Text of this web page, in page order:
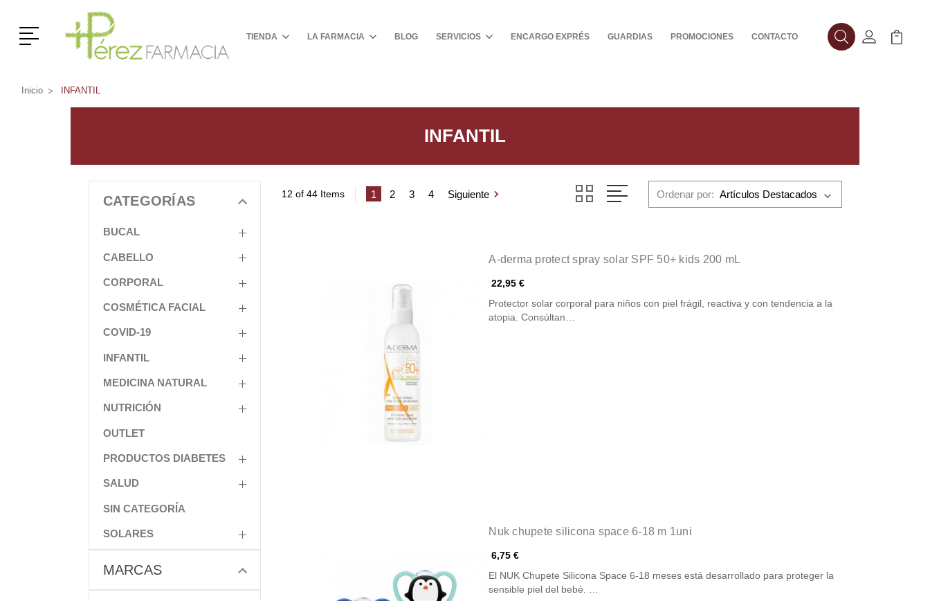
Menú TIENDA LA FARMACIA BLOG SERVICIOS ENCARGO EXPRÉS GUARDIAS PROMOCIONES CONTACTO BuscarMi Cuenta
Mi
Inicio INFANTIL
INFANTIL
CATEGORÍAS
BUCAL
CABELLO
CORPORAL
COSMÉTICA FACIAL
COVID-19
INFANTIL
MEDICINA NATURAL
NUTRICIÓN
OUTLET
PRODUCTOS DIABETES
SALUD
SIN CATEGORÍA
SOLARES
MARCAS
12 of 44 Items 1 2 3 4 Siguiente Ordenar por:
A-derma protect spray solar SPF 50+ kids 200 mL
22,95 €
Protector solar corporal para niños con piel frágil, reactiva y con tendencia a la
atopia. Consúltan…
Nuk chupete silicona space 6-18 m 1uni
6,75 €
El NUK Chupete Silicona Space 6-18 meses está desarrollado para proteger la
sensible piel del bebé. …